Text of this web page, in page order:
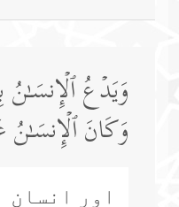
وَیَدۡعُ ٱلۡإِنسَـٰنُ
وَكَانَ ٱلۡإِنسَـٰنُ
اور انسان